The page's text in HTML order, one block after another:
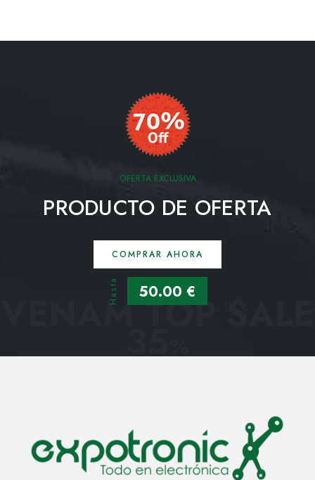
OFERTA EXCLUSIVA
PRODUCTO DE OFERTA
COMPRAR AHORA
Hasta 50.00 €
VENAM TOP SALE
35